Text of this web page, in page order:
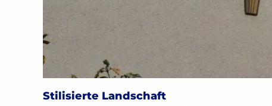
Stilisierte Landschaft